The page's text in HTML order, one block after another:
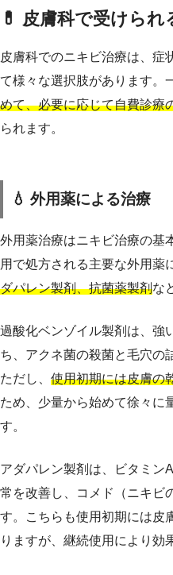
💊 皮膚科で受けら
皮膚科でのニキビ治療は、症
て様々な選択肢があります。
めて、必要に応じて自費診療
られます。
💧 外用薬による治療
外用薬治療はニキビ治療の基
用で処方される主要な外用薬
ダパレン製剤、抗菌薬製剤な
過酸化ベンゾイル製剤は、強
ち、アクネ菌の殺菌と毛穴の
ただし、 使用初期には皮膚の
ため、少量から始めて徐々に
す。
アダパレン製剤は、ビタミン
常を改善し、コメド（ニキビ
す。こちらも使用初期には皮
りますが、継続使用により効